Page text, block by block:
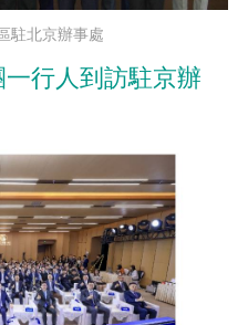
駐北京辦事處
行人到訪駐京辦